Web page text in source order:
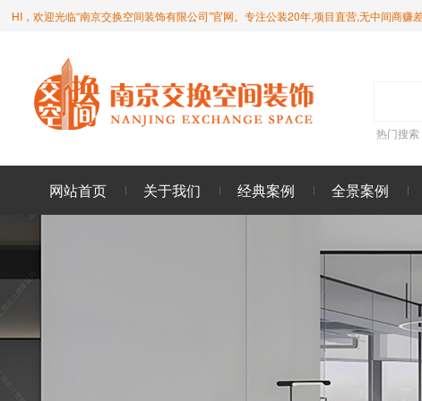
HI，欢迎光临“南京交换空间装饰有限公司”官网。专注公装20年,项目直营,无中间商赚
热门搜索
网站首页 关于我们 经典案例 全景案例